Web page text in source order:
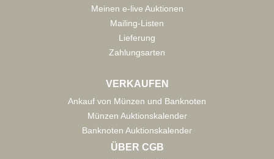
Meinen e-live Auktionen
Mailing-Listen
Lieferung
Zahlungsarten
VERKAUFEN
Ankauf von Münzen und Banknoten
Münzen Auktionskalender
Banknoten Auktionskalender
ÜBER CGB